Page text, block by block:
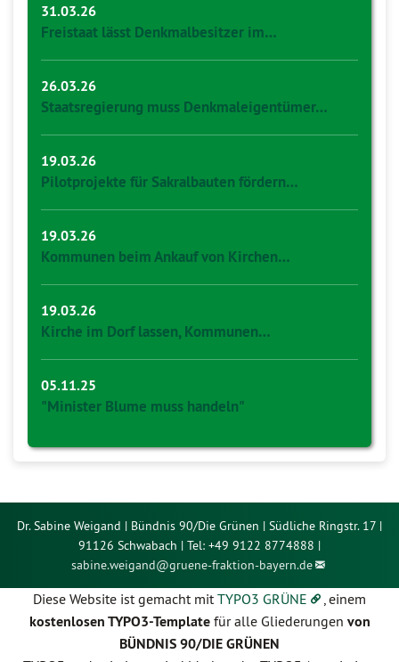
31.03.26
Freistaat lässt Denkmalbesitzer im…
26.03.26
Staatsregierung muss Denkmaleigentümer…
19.03.26
Pilotprojekte für Sakralbauten fördern…
19.03.26
Kommunen beim Ankauf von Kirchen…
19.03.26
Kirche im Dorf lassen, Kommunen…
05.11.25
"Minister Blume muss handeln"
Dr. Sabine Weigand | Bündnis 90/Die Grünen | Südliche Ringstr. 17 |
91126 Schwabach | Tel: +49 9122 8774888 |
sabine.weigand@gruene-fraktion-bayern.de
Diese Website ist gemacht mitTYPO3 GRÜNE , einem
kostenlosen TYPO3-Templatefür alle Gliederungen von
BÜNDNIS 90/DIE GRÜNEN